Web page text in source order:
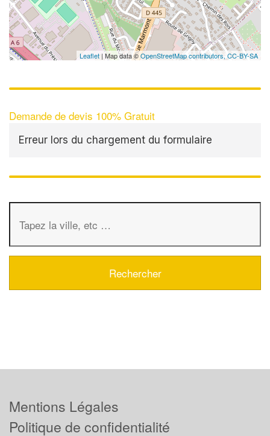
Leaflet | Map data ©OpenStreetMap contributors, CC-BY-SA
Demande de devis 100% Gratuit
Erreur lors du chargement du formulaire
Mentions Légales
Politique de confidentialité